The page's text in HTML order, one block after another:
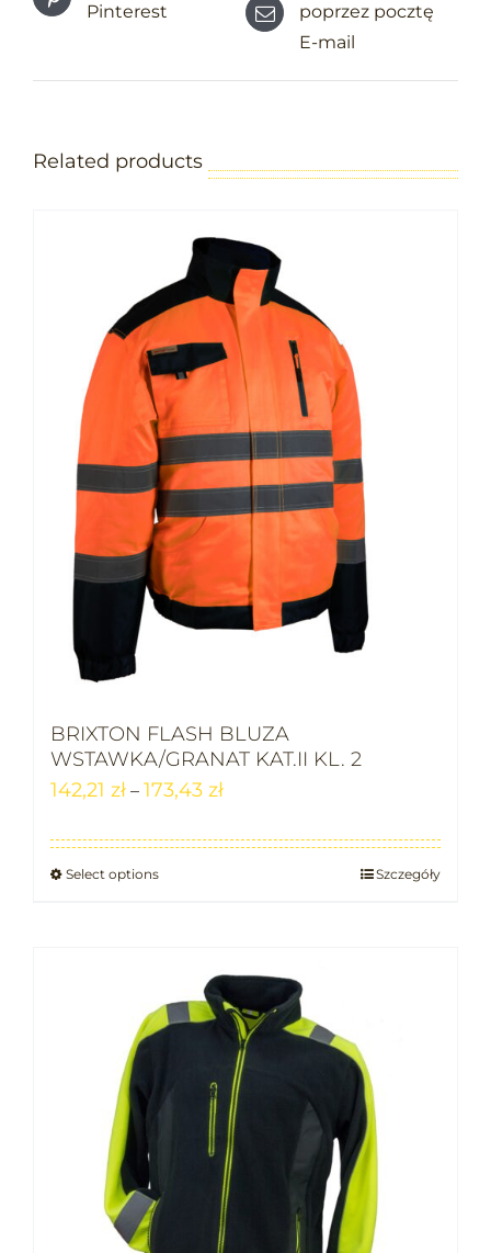
Pinterest
poprzez pocztę
E-mail
Related products
BRIXTON FLASH BLUZA
WSTAWKA/GRANAT KAT.II KL. 2
142,21 zł – 173,43 zł
Select options Szczegóły